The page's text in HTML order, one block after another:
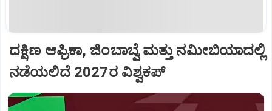
ದಕ್ಷಿಣ ಆಫ್ರಿಕಾ, ಜಿಂಬಾಬ್ವೆ ಮತ್ತು ನಮೀಬಿಯಾದಲ್ಲಿ
ನಡೆಯಲಿದೆ 2027ರ ವಿಶ್ವಕಪ್